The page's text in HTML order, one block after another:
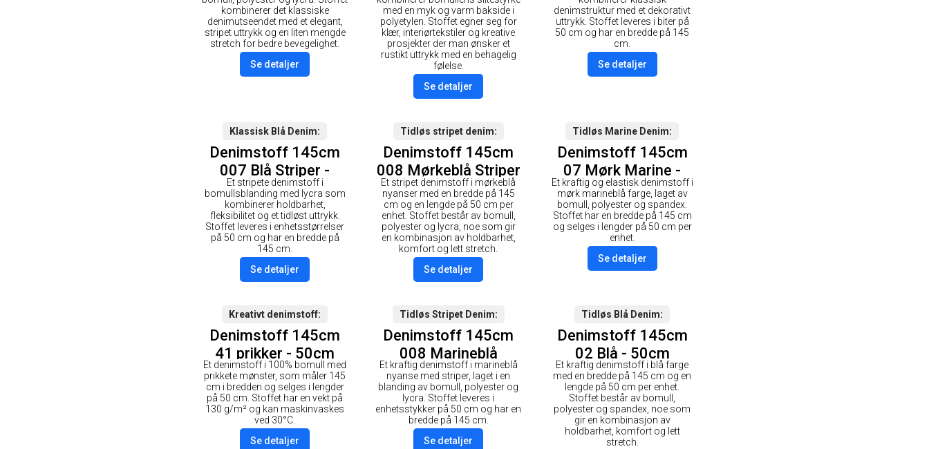
kombinerer det klassiske
denimutseendet med et elegant,
stripet uttrykk og en liten mengde
stretch for bedre bevegelighet.
Se detaljer
med en myk og varm bakside i
polyetylen. Stoffet egner seg for
klær, interiørtekstiler og kreative
prosjekter der man ønsker et
rustikt uttrykk med en behagelig
følelse.
Se detaljer
denimstruktur med et dekorativt
uttrykk. Stoffet leveres i biter på
50 cm og har en bredde på 145
cm.
Se detaljer
Klassisk Blå Denim
Denimstoff 145cm
007 Blå Striper -
50cm
Et stripete denimstoff i
bomullsblanding med lycra som
kombinerer holdbarhet,
fleksibilitet og et tidløst uttrykk.
Stoffet leveres i enhetsstørrelser
på 50 cm og har en bredde på
145 cm.
Se detaljer
Tidløs stripet denim
Denimstoff 145cm
008 Mørkeblå Striper
- 50cm
Et stripet denimstoff i mørkeblå
nyanser med en bredde på 145
cm og en lengde på 50 cm per
enhet. Stoffet består av bomull,
polyester og lycra, noe som gir
en kombinasjon av holdbarhet,
komfort og lett stretch.
Se detaljer
Tidløs Marine Denim
Denimstoff 145cm
07 Mørk Marine -
50cm
Et kraftig og elastisk denimstoff i
mørk marineblå farge, laget av
bomull, polyester og spandex.
Stoffet har en bredde på 145 cm
og selges i lengder på 50 cm per
enhet.
Se detaljer
Kreativt denimstoff
Denimstoff 145cm
41 prikker - 50cm
Et denimstoff i 100% bomull med
prikkete mønster, som måler 145
cm i bredden og selges i lengder
på 50 cm. Stoffet har en vekt på
130 g/m² og kan maskinvaskes
ved 30°C.
Se detaljer
Tidløs Stripet Denim
Denimstoff 145cm
008 Marineblå
Stripet - 50cm
Et kraftig denimstoff i marineblå
nyanse med striper, laget i en
blanding av bomull, polyester og
lycra. Stoffet leveres i
enhetsstykker på 50 cm og har en
bredde på 145 cm.
Se detaljer
Tidløs Blå Denim
Denimstoff 145cm
02 Blå - 50cm
Et kraftig denimstoff i blå farge
med en bredde på 145 cm og en
lengde på 50 cm per enhet.
Stoffet består av bomull,
polyester og spandex, noe som
gir en kombinasjon av
holdbarhet, komfort og lett
stretch.